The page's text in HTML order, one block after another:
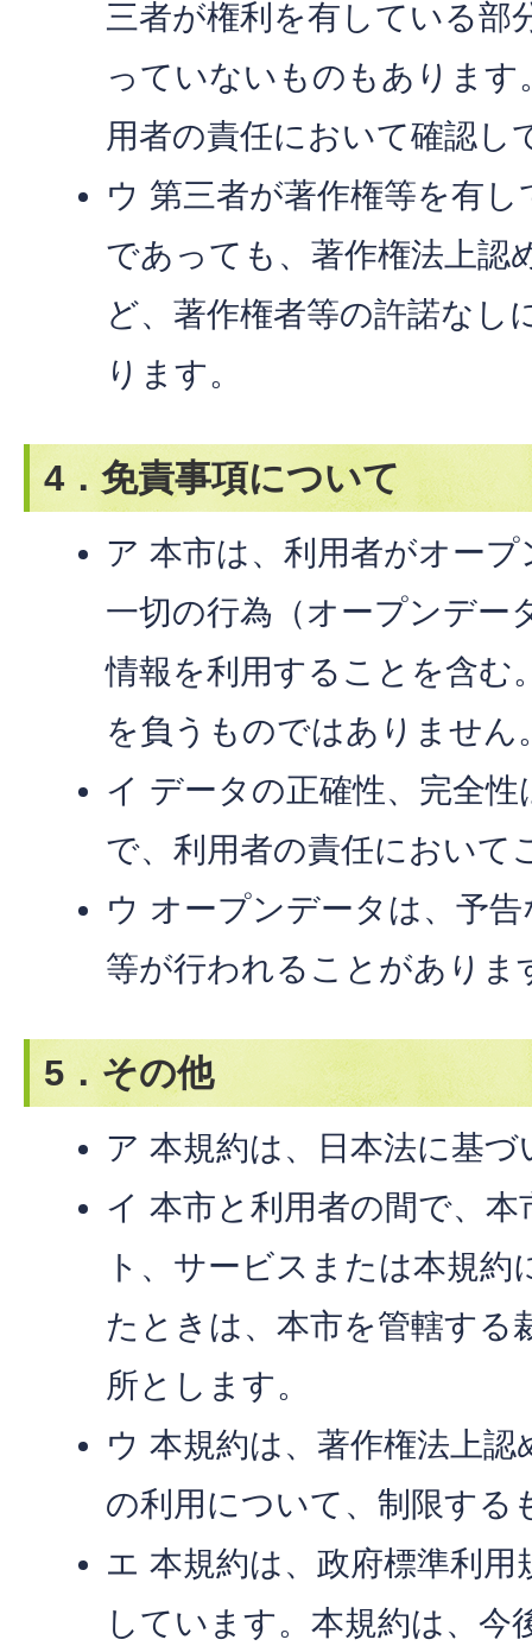
三者が権利を有している部
っていないものもあります
用者の責任において確認し
ウ 第三者が著作権等を有
であっても、著作権法上認
ど、著作権者等の許諾なし
ります。
4．免責事項について
ア 本市は、利用者がオー
一切の行為（オープンデー
情報を利用することを含む
を負うものではありません
イ データの正確性、完全
で、利用者の責任において
ウ オープンデータは、予
等が行われることがありま
5．その他
ア 本規約は、日本法に基
イ 本市と利用者の間で、
ト、サービスまたは本規
たときは、本市を管轄する
所とします。
ウ 本規約は、著作権法上
の利用について、制限する
エ 本規約は、政府標準利
しています。本規約は、今